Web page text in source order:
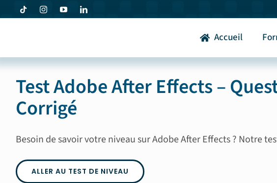
Passer
au
Accueil
Test Adobe After Effects –
Corrigé
Besoin de savoir votre niveau sur Adobe After Effects ? Notre
ALLER AU TEST DE NIVEAU